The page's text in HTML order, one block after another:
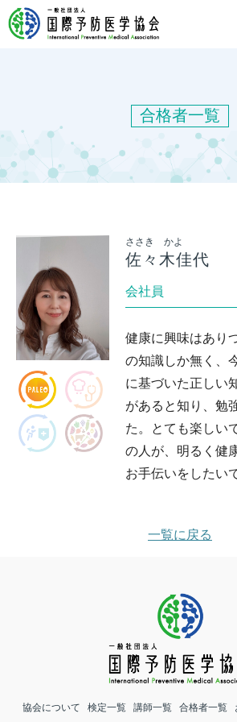
合格者一覧
ささき かよ
佐々木佳代
会社員
健康に興味はあり
の知識しか無く、
に基づいた正しい
があると知り、勉
た。とても楽しい
の人が、明るく健
お手伝いをしたい
一覧に戻る
協会について 検定一覧 講師一覧 合格者一覧